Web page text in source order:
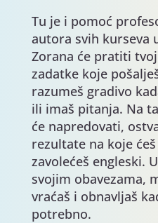
Tu je i pomoć
autora svih kurseva
Zorana će pratiti
zadatke koje
razumeš gradivo
ili imaš pitanja. Na
će napredovati,
rezultate na koje
zavolećeš engleski.
svojim obavezama,
vraćaš i obnavljaš
potrebno.